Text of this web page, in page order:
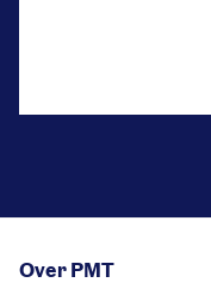
Over PMT